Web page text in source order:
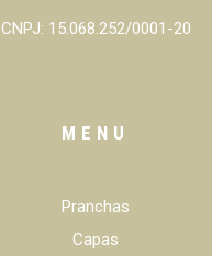
CNPJ: 15.068.252/0001-20
MENU
Pranchas
Capas